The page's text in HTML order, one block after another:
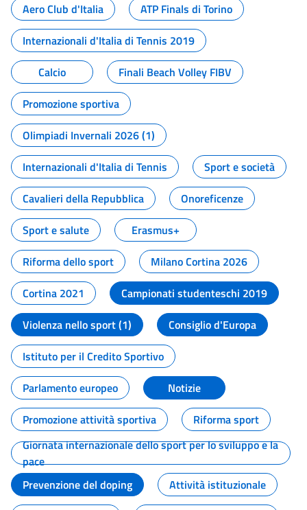
Aero Club d'Italia
ATP Finals di Torino
Internazionali d'Italia di Tennis 2019
Calcio
Finali Beach Volley FIBV
Promozione sportiva
Olimpiadi Invernali 2026 (1)
Internazionali d'Italia di Tennis
Sport e società
Cavalieri della Repubblica
Onoreficenze
Sport e salute
Erasmus+
Riforma dello sport
Milano Cortina 2026
Cortina 2021
Campionati studenteschi 2019
Violenza nello sport (1)
Consiglio d'Europa
Istituto per il Credito Sportivo
Parlamento europeo
Notizie
Promozione attività sportiva
Riforma sport
Giornata internazionale dello sport per lo sviluppo e la
pace
Prevenzione del doping
Attività istituzionale